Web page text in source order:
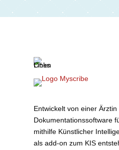
Entwickelt von einer
Dokumentationssoftware
mithilfe Künstlicher
als add-on zum KIS